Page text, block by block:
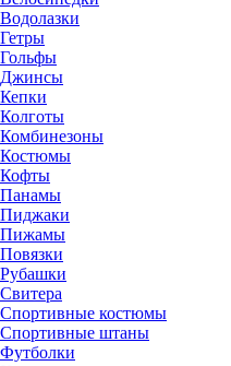
Водолазки
Гетры
Гольфы
Джинсы
Кепки
Колготы
Комбинезоны
Костюмы
Кофты
Панамы
Пиджаки
Пижамы
Повязки
Рубашки
Свитера
Спортивные костюмы
Спортивные штаны
Футболки